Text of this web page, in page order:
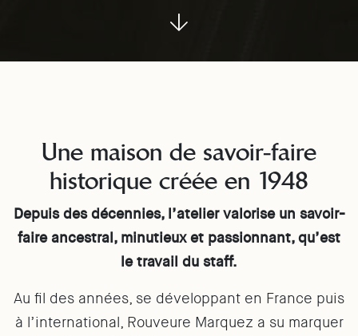
Une maison de savoir-faire
historique créée en 1948
Depuis des décennies, l’atelier valorise un savoir-
faire ancestral, minutieux et passionnant, qu’est
le travail du staff.
Au fil des années, se développant en France puis
à l’international, Rouveure Marquez a su marquer